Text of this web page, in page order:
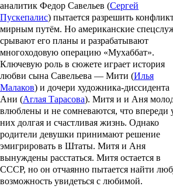
аналитик Федор Савельев (Сергей
Пускепалис) пытается разрешить
мирным путём. Но американские
срывают его планы и разрабатывают
многоходовую операцию «Мухаббат».
Ключевую роль в сюжете играет история
любви сына Савельева — Мити (Илья
Малаков) и дочери художника-диссидента
Ани (Аглая Тарасова). Митя и и Аня
влюблены и не сомневаются, что впереди
них долгая и счастливая жизнь. Однако
родители девушки принимают решение
эмигрировать в Штаты. Митя и Аня
вынуждены расстаться. Митя остается в
СССР, но он отчаянно пытается найти
возможность увидеться с любимой.